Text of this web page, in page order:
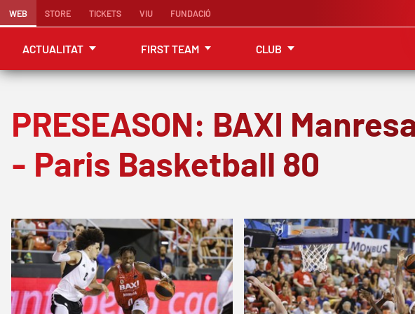
WEB STORE TICKETS VIU FUNDACIÓ
ACTUALITAT FIRST TEAM CLUB
PRESEASON: BAXI
- Paris Basketball 80